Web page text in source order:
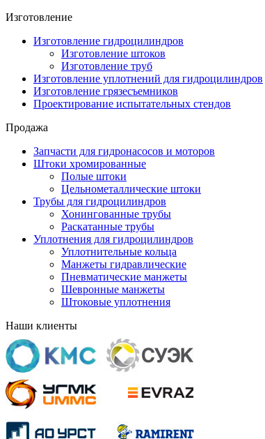
Изготовление
Изготовление гидроцилиндров
Изготовление штоков
Изготовление труб
Изготовление уплотнений для гидроцилиндров
Изготовление грязесъемников
Проектирование испытательных стендов
Продажа
Запчасти для гидронасосов и моторов
Штоки хромированные
Полые штоки
Цельнометаллические штоки
Трубы для гидроцилиндров
Хонингованные трубы
Раскатанные трубы
Уплотнения для гидроцилиндров
Уплотнительные кольца
Манжеты гидравлические
Пневматические манжеты
Шевронные манжеты
Штоковые уплотнения
Наши клиенты